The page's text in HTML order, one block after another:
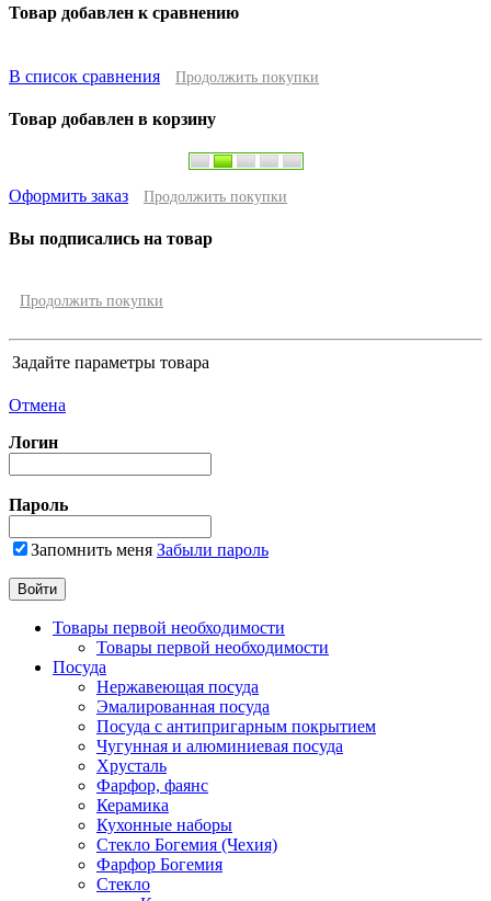
Товар добавлен к сравнению
В список сравнения Продолжить покупки
Товар добавлен в корзину
Оформить заказ Продолжить покупки
Вы подписались на товар
Продолжить покупки
Задайте параметры товара
Отмена
Логин
Пароль
Запомнить меня Забыли пароль
Товары первой необходимости
Товары первой необходимости
Посуда
Нержавеющая посуда
Эмалированная посуда
Посуда с антипригарным покрытием
Чугунная и алюминиевая посуда
Хрусталь
Фарфор, фаянс
Керамика
Кухонные наборы
Стекло Богемия (Чехия)
Фарфор Богемия
Стекло